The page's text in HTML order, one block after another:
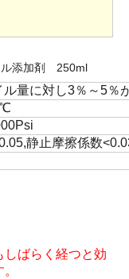
添加剤 250ml
ル量に対し3％～5％
静止摩擦係数
ばらく経つと効